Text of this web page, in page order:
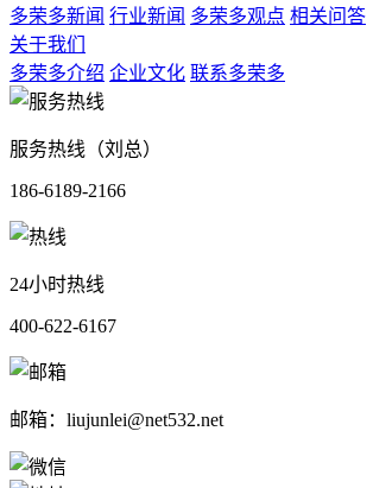
多荣多新闻 行业新闻 多荣多观点 相关问答
关于我们
多荣多介绍 企业文化 联系多荣多
服务热线（刘总）
186-6189-2166
24小时热线
400-622-6167
邮箱：liujunlei@net532.net